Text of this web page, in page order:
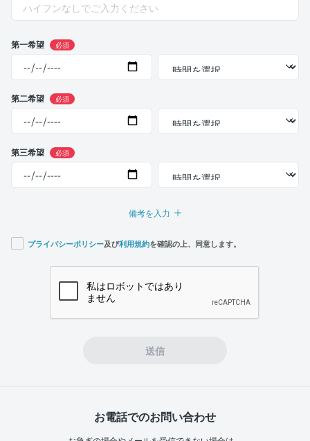
第一希望 必須
第二希望 必須
第三希望 必須
備考を入力
プライバシーポリシー及び利用規約を確認の上、同意します。
送信
お電話でのお問い合わせ